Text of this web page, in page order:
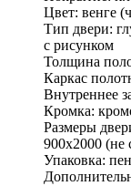
Цвет: венге
Тип двери:
с рисунком
Толщина
Каркас
Внутреннее
Кромка:
Размеры
900х2000 (не
Упаковка: